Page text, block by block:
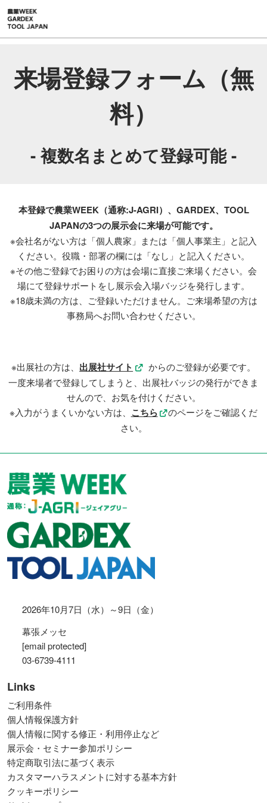
ス
キ
ッ
て来場登録フォーム（無
料）
- 複数名まとめて登録可能 -
本登録で農業WEEK（通称:J-AGRI）、GARDEX、TOOL
JAPANの3つの展示会に来場が可能です。
※会社名がない方は「個人農家」または「個人事業主」と記入
ください。役職・部署の欄には「なし」と記入ください。
※その他ご登録でお困りの方は会場に直接ご来場ください。会
場にて登録サポートをし展示会入場バッジを発行します。
※18歳未満の方は、ご登録いただけません。ご来場希望の方は
事務局へお問い合わせください。
※出展社の方は、 出展社サイト
からのご登録が必要です。
一度来場者で登録してしまうと、出展社バッジの発行ができま
せんので、お気を付けください。
※入力がうまくいかない方は、 こちら
のページをご確認くだ
さい。
2026年10月7日（水）～9日（金）
幕張メッセ
[email protected]
03-6739-4111
Links
ご利用条件
個人情報保護方針
個人情報に関する修正・利用停止など
展示会・セミナー参加ポリシー
特定商取引法に基づく表示
カスタマーハラスメントに対する基本方針
クッキーポリシー